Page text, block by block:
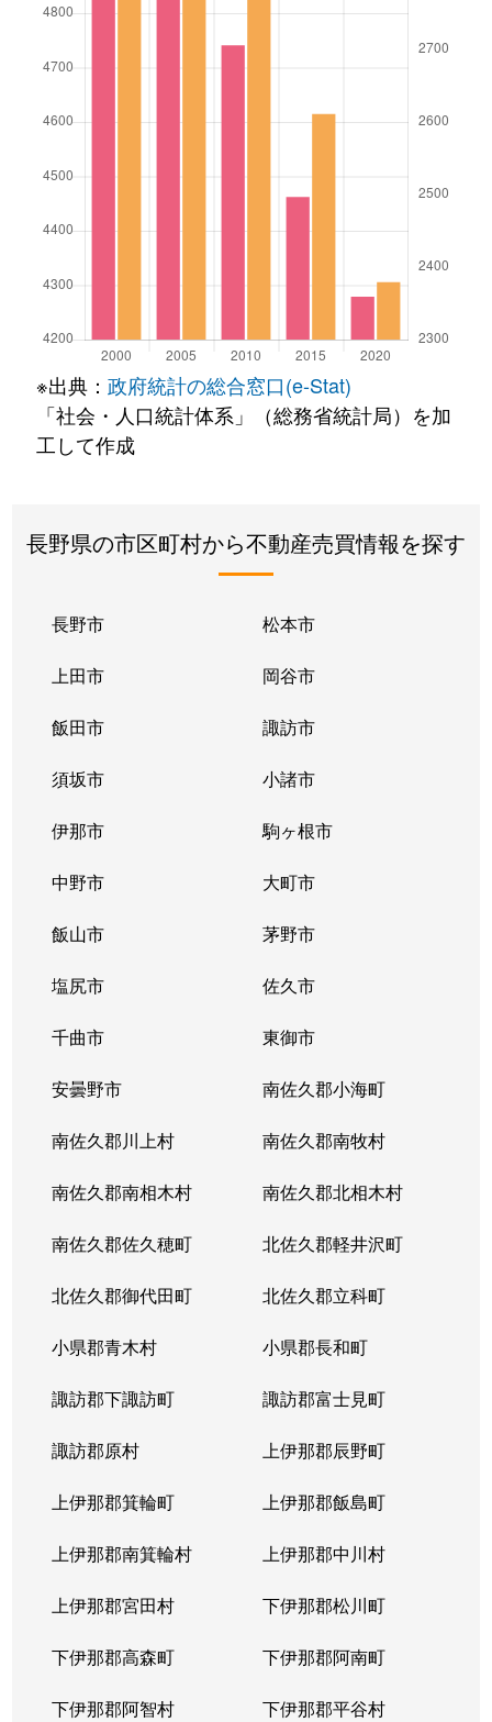
※出典： 政府統計の総合窓口(e-Stat)
「社会・人口統計体系」（総務省統計局）を加
工して作成
長野県の市区町村から不動産売買情報を探す
長野市 松本市
上田市 岡谷市
飯田市 諏訪市
須坂市 小諸市
伊那市 駒ヶ根市
中野市 大町市
飯山市 茅野市
塩尻市 佐久市
千曲市 東御市
安曇野市 南佐久郡小海町
南佐久郡川上村 南佐久郡南牧村
南佐久郡南相木村 南佐久郡北相木村
南佐久郡佐久穂町 北佐久郡軽井沢町
北佐久郡御代田町 北佐久郡立科町
小県郡青木村 小県郡長和町
諏訪郡下諏訪町 諏訪郡富士見町
諏訪郡原村 上伊那郡辰野町
上伊那郡箕輪町 上伊那郡飯島町
上伊那郡南箕輪村 上伊那郡中川村
上伊那郡宮田村 下伊那郡松川町
下伊那郡高森町 下伊那郡阿南町
下伊那郡阿智村 下伊那郡平谷村